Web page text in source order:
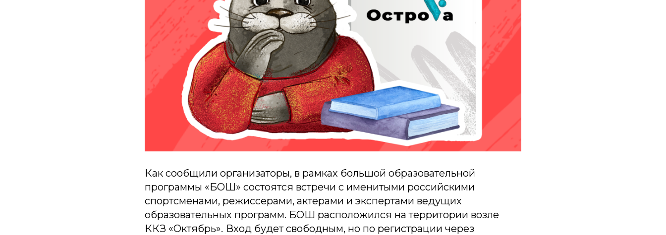
Как сообщили организаторы, в рамках большой образовательной
программы «БОШ» состоятся встречи с именитыми российскими
спортсменами, режиссерами, актерами и экспертами ведущих
образовательных программ. БОШ расположился на территории возле
ККЗ «Октябрь». Вход будет свободным, но по регистрации через